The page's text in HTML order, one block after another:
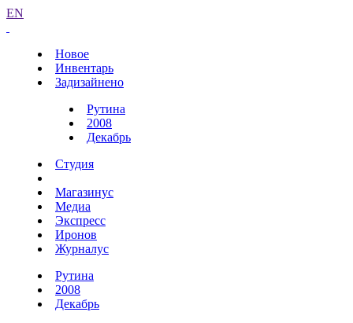
EN
Новое
Инвентарь
Задизайнено
Рутина
2008
Декабрь
Студия
Магазинус
Медиа
Экспресс
Иронов
Журналус
Рутина
2008
Декабрь